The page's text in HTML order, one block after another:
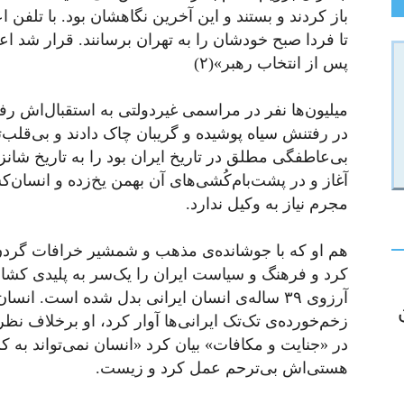
باز کردند و بستند و این آخرین نگاهشان بود. با
تا فردا صبح خودشان را به تهران برسانند. قرار شد
پس از انتخاب رهبر»(۲)
میلیون‌ها نفر در مراسمی غیردولتی به استقبال‌اش
در رفتنش سیاه پوشیده و گریبان چاک دادند و
بی‌عاطفگی‌ مطلق در تاریخ ایران بود را به تاریخ
آغاز و در پشت‌بام‌کُشی‌های آن بهمن یخ‌زده و
مجرم نیاز به وکیل ندارد.
هم او که با جوشانده‌ی مذهب و شمشیر خرافات
کرد و فرهنگ و سیاست ایران را یک‌سر به پلیدی
آرزوی ۳۹ ساله‌ی انسان ایرانی بدل شده
زخم‌خورده‌ی تک‌تک ایرانی‌ها آوار کرد، او برخلاف
در «جنایت و مکافات» بیان کرد «انسان نمی‌تواند
هستی‌اش بی‌ترحم عمل ‌کرد و زیست.